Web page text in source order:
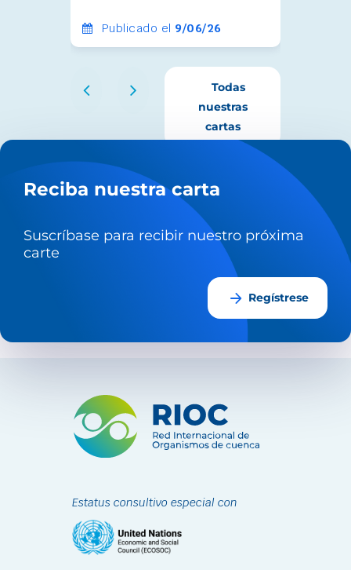
Publicado el 9/06/26
Todas
nuestras
cartas
Reciba nuestra carta
Suscríbase para recibir nuestro próxima
carte
arrow_forward Regístrese
Estatus consultivo especial con